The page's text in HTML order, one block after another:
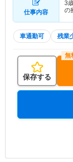
仕事内容
3
の
車通勤可 残業
保存する